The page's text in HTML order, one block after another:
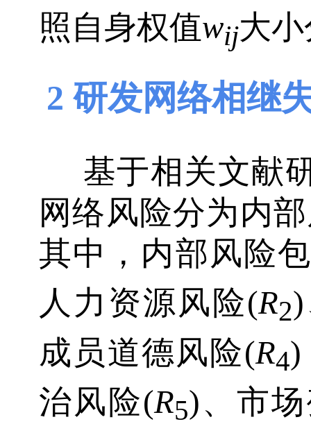
照自身权值wij大
2 研发网络相继
基于相关文献
网络风险分为内
其中，内部风险
人力资源风险(R2
成员道德风险(R4)
治风险(R5)、市